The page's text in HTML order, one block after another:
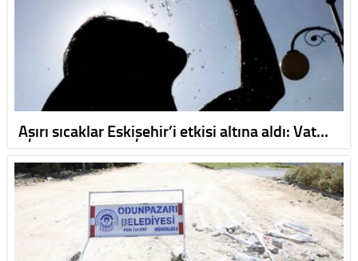
Aşırı sıcaklar Eskişehir’i etkisi altına aldı: Vat…